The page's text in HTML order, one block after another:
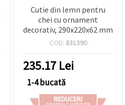
Cutie din lemn pentru
chei cu ornament
decorativ, 290x220x62 mm
COD: 831390
235.17 Lei
1-4 bucată
REDUCERI